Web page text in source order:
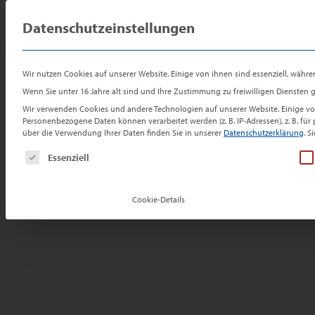
Zum
Inhalt
Zur
Navigation
Sprung
zum
Reihenmittelhaus zum Kauf in Erkelenz
Charme trifft Flexibilität: Stadthaus
Nutzungskonzepten
Datenschutzeinstellungen
Wir nutzen Cookies auf unserer Website. Einige von ihnen sind essenziell,
Wenn Sie unter 16 Jahre alt sind und Ihre Zustimmung zu freiwilligen
Wir verwenden Cookies und andere Technologien auf unserer Website. Einige
Personenbezogene Daten können verarbeitet werden (z. B. IP-Adressen), z. B.
über die Verwendung Ihrer Daten finden Sie in unserer Datenschutzerklärung.
Es folgt eine Liste der Service-Gruppen, für die
Essenziell
Cookie-Details